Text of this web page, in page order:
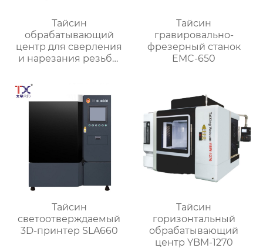
Тайсин
обрабатывающий
центр для сверления
и нарезания резьбы
Тайсин
гравировально-
фрезерный станок
EMC-650
Тайсин
светоотверждаемый
3D-принтер SLA660
Тайсин
горизонтальный
обрабатывающий
центр YBM-1270